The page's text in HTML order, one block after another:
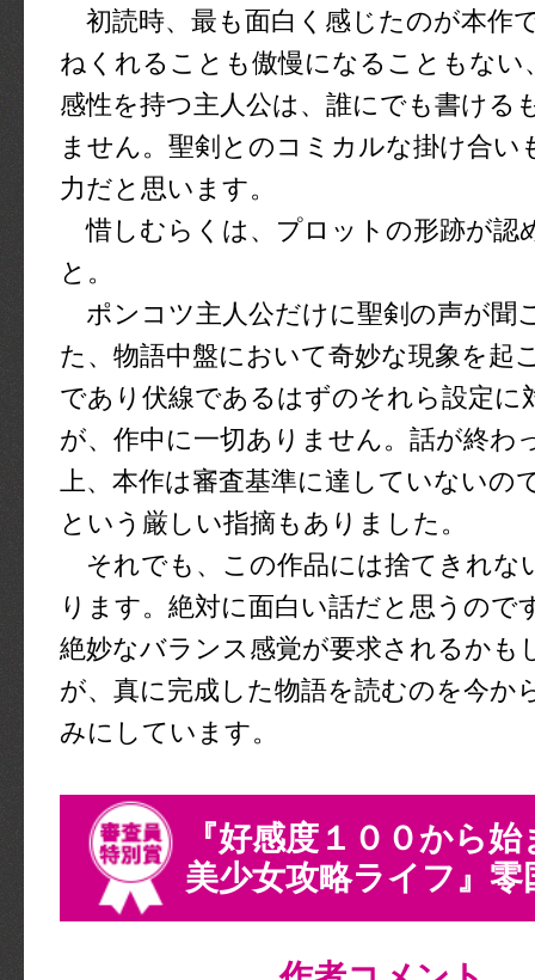
初読時、最も面白く感じたのが本作
ねくれることも傲慢になることもない
感性を持つ主人公は、誰にでも書ける
ません。聖剣とのコミカルな掛け合い
力だと思います。
惜しむらくは、プロットの形跡が認
と。
ポンコツ主人公だけに聖剣の声が聞
た、物語中盤において奇妙な現象を起
であり伏線であるはずのそれら設定に
が、作中に一切ありません。話が終わ
上、本作は審査基準に達していないの
という厳しい指摘もありました。
それでも、この作品には捨てきれな
ります。絶対に面白い話だと思うので
絶妙なバランス感覚が要求されるかも
が、真に完成した物語を読むのを今か
みにしています。
『好感度１００から
美少女攻略ライフ』零